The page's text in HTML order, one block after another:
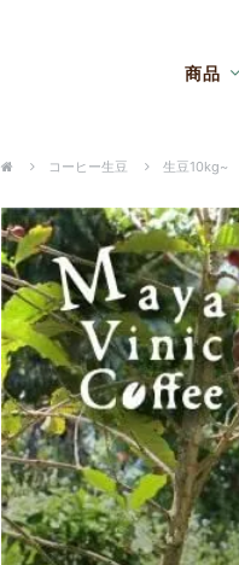
商品
コーヒー生豆 生豆10kg~